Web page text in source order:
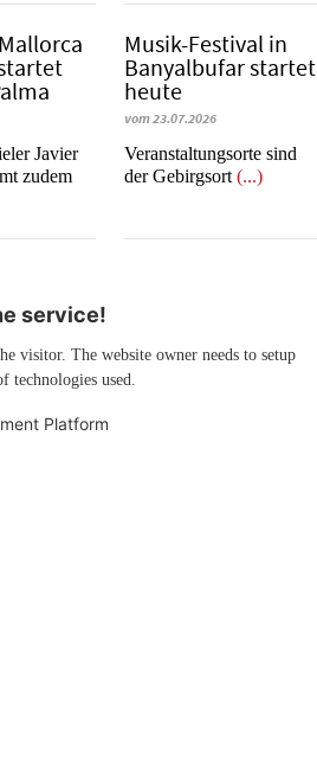
Javier
zudem
Musik-Festival in
Ban­yal­bu­far startet
heute
vom 23.07.2026
Veranstaltungsorte sind
der Gebirgsort(...)
service!
visitor. The website owner needs to setup
technologies used.
Platform